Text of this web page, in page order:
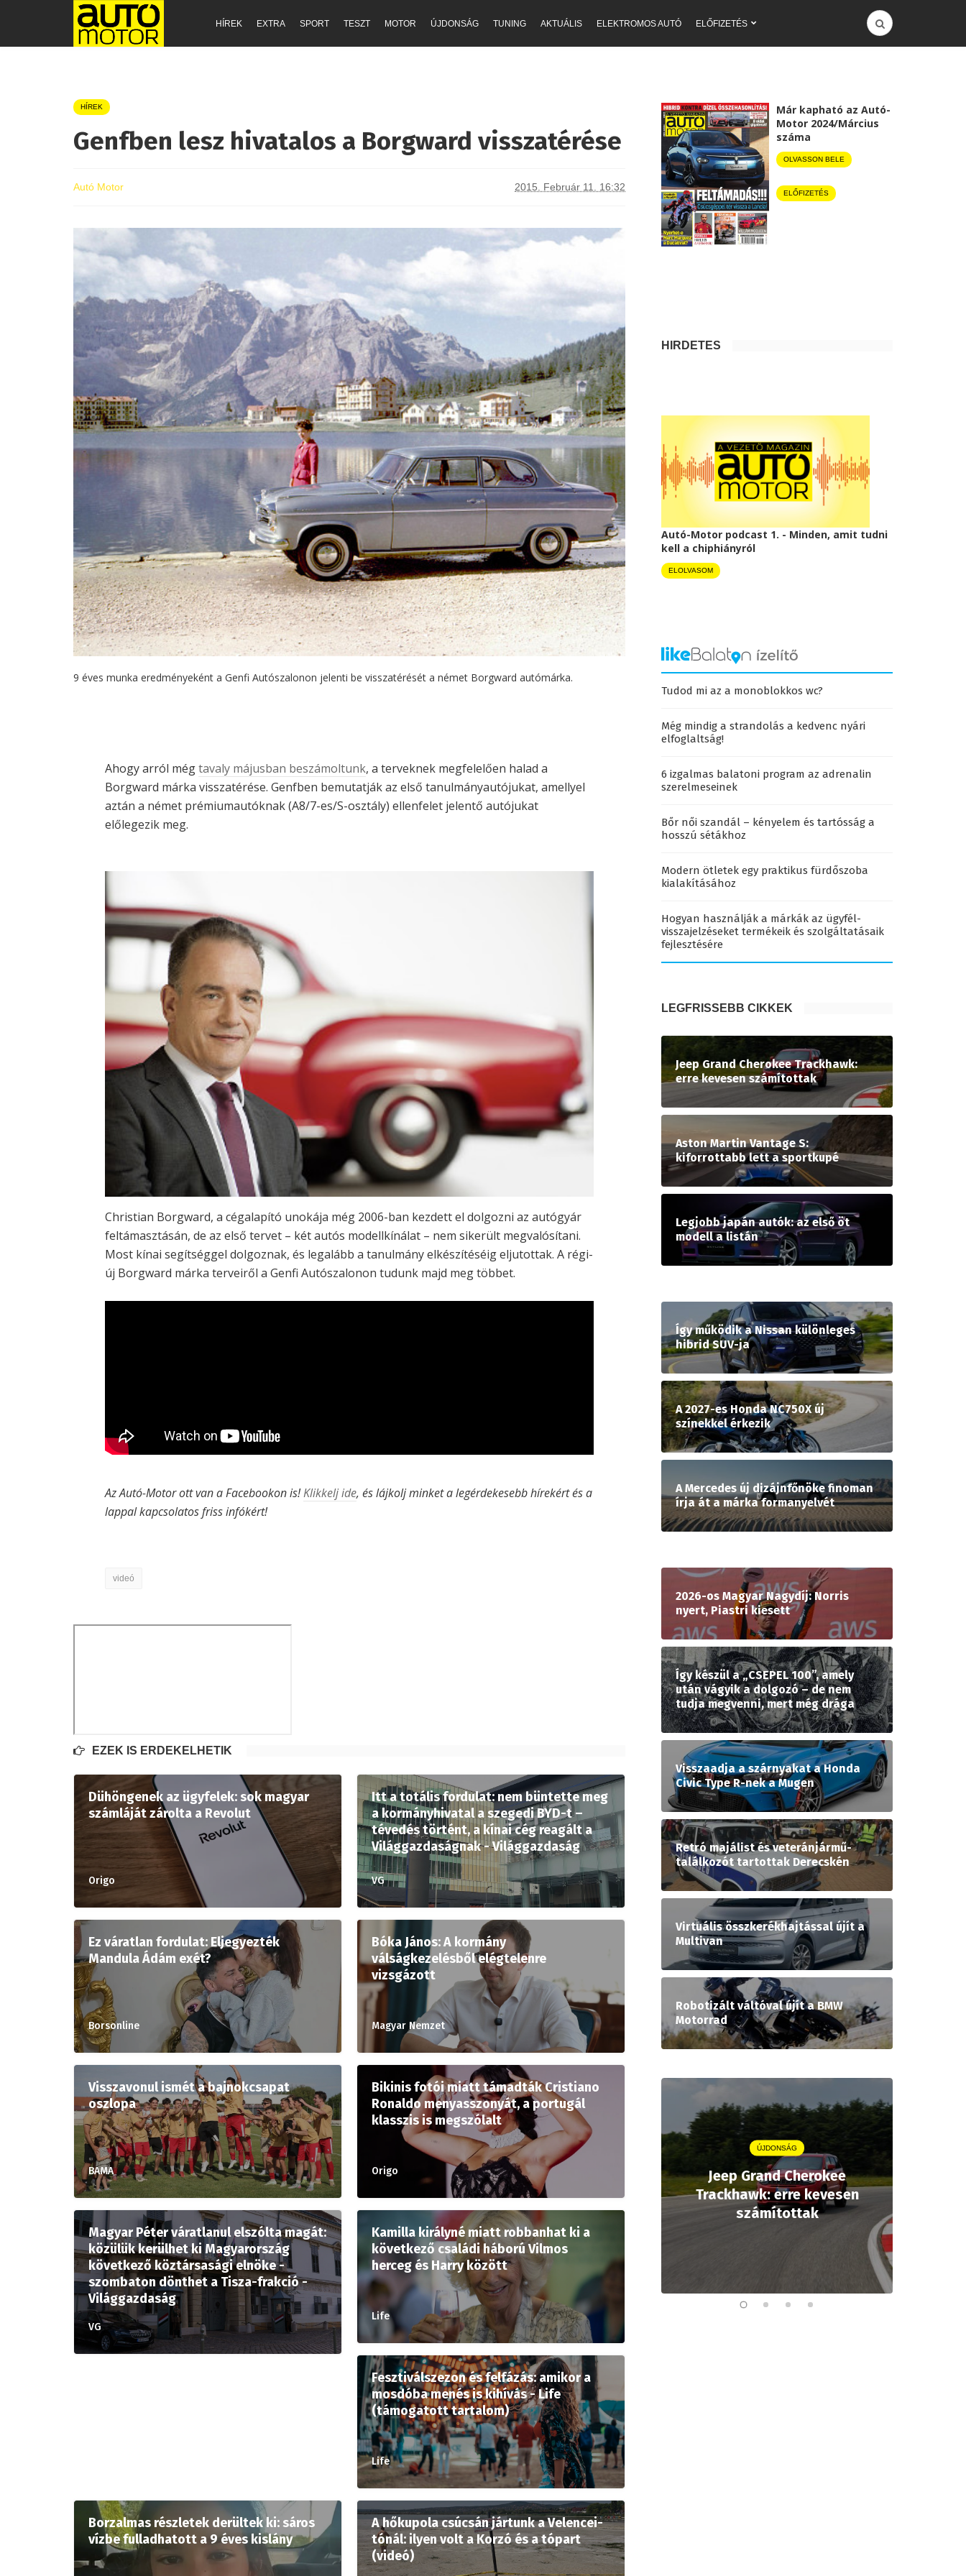
HÍREK EXTRA SPORT TESZT MOTOR ÚJDONSÁG TUNING AKTUÁLIS ELEKTROMOS AUTÓ ELŐFIZETÉS
HÍREK
Genfben lesz hivatalos a Borgward visszatérése
Autó Motor 2015. Február 11. 16:32
9 éves munka eredményeként a Genfi Autószalonon jelenti be visszatérését a német Borgward autómárka.
Ahogy arról mégtavaly májusban beszámoltunk, a terveknek megfelelően halad a
Borgward márka visszatérése. Genfben bemutatják az első tanulmányautójukat, amellyel
aztán a német prémiumautóknak (A8/7-es/S-osztály) ellenfelet jelentő autójukat
előlegezik meg.
Christian Borgward, a cégalapító unokája még 2006-ban kezdett el dolgozni az autógyár
feltámasztásán, de az első tervet – két autós modellkínálat – nem sikerült megvalósítani.
Most kínai segítséggel dolgoznak, és legalább a tanulmány elkészítéséig eljutottak. A régi-
új Borgward márka terveiről a Genfi Autószalonon tudunk majd meg többet.
Az Autó-Motor ott van a Facebookon is!Klikkelj ide, és lájkolj minket a legérdekesebb hírekért és a
lappal kapcsolatos friss infókért!
videó
EZEK IS ÉRDEKELHETIK
Dühöngenek az ügyfelek: sok magyar
számláját zárolta a Revolut
Origo
Itt a totális fordulat: nem büntette meg
a kormányhivatal a szegedi BYD-t –
tévedés történt, a kínai cég reagált a
Világgazdaságnak - Világgazdaság
VG
Ez váratlan fordulat: Eljegyezték
Mandula Ádám exét?
Borsonline
Bóka János: A kormány
válságkezelésből elégtelenre
vizsgázott
Magyar Nemzet
Visszavonul ismét a bajnokcsapat
oszlopa
BAMA
Bikinis fotói miatt támadták Cristiano
Ronaldo menyasszonyát, a portugál
klasszis is megszólalt
Origo
Magyar Péter váratlanul elszólta magát:
közülük kerülhet ki Magyarország
következő köztársasági elnöke -
szombaton dönthet a Tisza-frakció -
Világgazdaság
VG
Kamilla királyné miatt robbanhat ki a
következő családi háború Vilmos
herceg és Harry között
Life
Fesztiválszezon és felfázás: amikor a
mosdóba menés is kihívás - Life
(támogatott tartalom)
Life
Borzalmas részletek derültek ki: sáros
vízbe fulladhatott a 9 éves kislány
A hőkupola csúcsán jártunk a Velencei-
tónál: ilyen volt a Korzó és a tópart
(videó)
Már kapható az Autó-
Motor 2024/Március
száma
OLVASSON BELE
ELŐFIZETÉS
HIRDETÉS
Autó-Motor podcast 1. - Minden, amit tudni
kell a chiphiányról
ELOLVASOM
Tudod mi az a monoblokkos wc?
Még mindig a strandolás a kedvenc nyári
elfoglaltság!
6 izgalmas balatoni program az adrenalin
szerelmeseinek
Bőr női szandál – kényelem és tartósság a
hosszú sétákhoz
Modern ötletek egy praktikus fürdőszoba
kialakításához
Hogyan használják a márkák az ügyfél-
visszajelzéseket termékeik és szolgáltatásaik
fejlesztésére
LEGFRISSEBB CIKKEK
Jeep Grand Cherokee Trackhawk:
erre kevesen számítottak
Aston Martin Vantage S:
kiforrottabb lett a sportkupé
Legjobb japán autók: az első öt
modell a listán
Így működik a Nissan különleges
hibrid SUV-ja
A 2027-es Honda NC750X új
színekkel érkezik
A Mercedes új dizájnfőnöke finoman
írja át a márka formanyelvét
2026-os Magyar Nagydíj: Norris
nyert, Piastri kiesett
Így készül a „CSEPEL 100”, amely
után vágyik a dolgozó – de nem
tudja megvenni, mert még drága
Visszaadja a szárnyakat a Honda
Civic Type R-nek a Mugen
Retró majálist és veteránjármű-
találkozót tartottak Derecskén
Virtuális összkerékhajtással újít a
Multivan
Robotizált váltóval újít a BMW
Motorrad
ÚJDONSÁG
Jeep Grand Cherokee
Trackhawk: erre kevesen
számítottak